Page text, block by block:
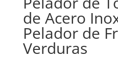
de Acero
Pelador de
Verduras